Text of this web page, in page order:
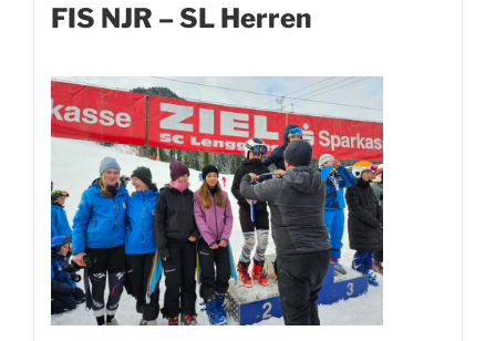
FIS NJR – SL Herren